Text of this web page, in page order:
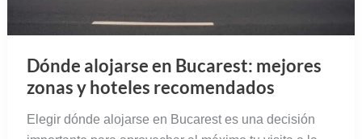
Dónde alojarse en Bucarest: mejores
zonas y hoteles recomendados
Elegir dónde alojarse en Bucarest es una decisión